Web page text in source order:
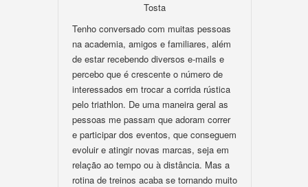
Tosta
Tenho conversado com muitas pessoas
na academia, amigos e familiares, além
de estar recebendo diversos e-mails e
percebo que é crescente o número de
interessados em trocar a corrida rústica
pelo triathlon. De uma maneira geral as
pessoas me passam que adoram correr
e participar dos eventos, que conseguem
evoluir e atingir novas marcas, seja em
relação ao tempo ou à distância. Mas a
rotina de treinos acaba se tornando muito